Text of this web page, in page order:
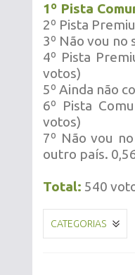
1º Pista
2º Pista
3º Não vou no
4º Pista
votos)
5º Ainda não
6º Pista
votos)
7º Não vou
outro país.
Total: 540
CATEGORIAS